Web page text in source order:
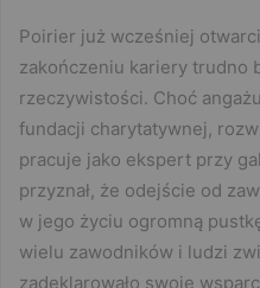
Poirier już wcześniej
zakończeniu kariery trudno
rzeczywistości. Choć
fundacji charytatywnej,
pracuje jako ekspert przy
przyznał, że odejście od
w jego życiu ogromną
wielu zawodników i ludzi
zadeklarowało swoje